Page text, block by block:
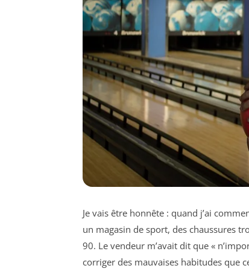
Je vais être honnête : quand j’ai
un magasin de sport, des chaussures
90. Le vendeur m’avait dit que «
corriger des mauvaises habitudes que